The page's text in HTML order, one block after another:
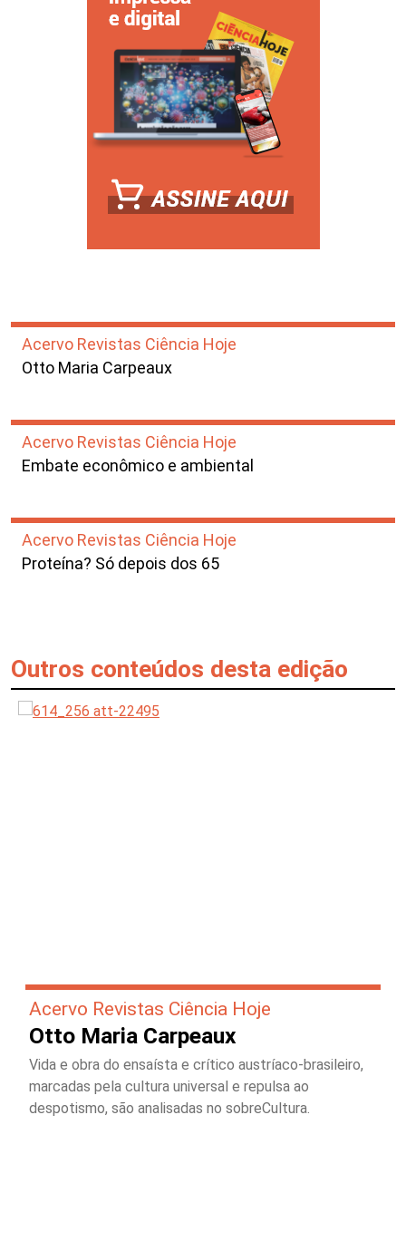
Acervo Revistas Ciência Hoje
Otto Maria Carpeaux
Acervo Revistas Ciência Hoje
Embate econômico e ambiental
Acervo Revistas Ciência Hoje
Proteína? Só depois dos 65
Outros conteúdos desta edição
Acervo Revistas Ciência Hoje
Otto Maria Carpeaux
Vida e obra do ensaísta e crítico austríaco-brasileiro,
marcadas pela cultura universal e repulsa ao
despotismo, são analisadas no sobreCultura.